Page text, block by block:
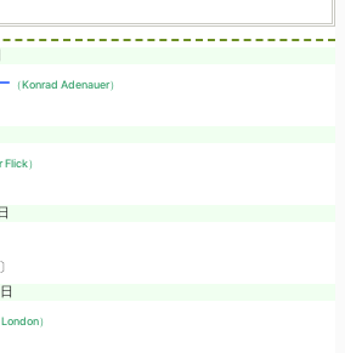
（Konrad Adenauer）
Flick）
）